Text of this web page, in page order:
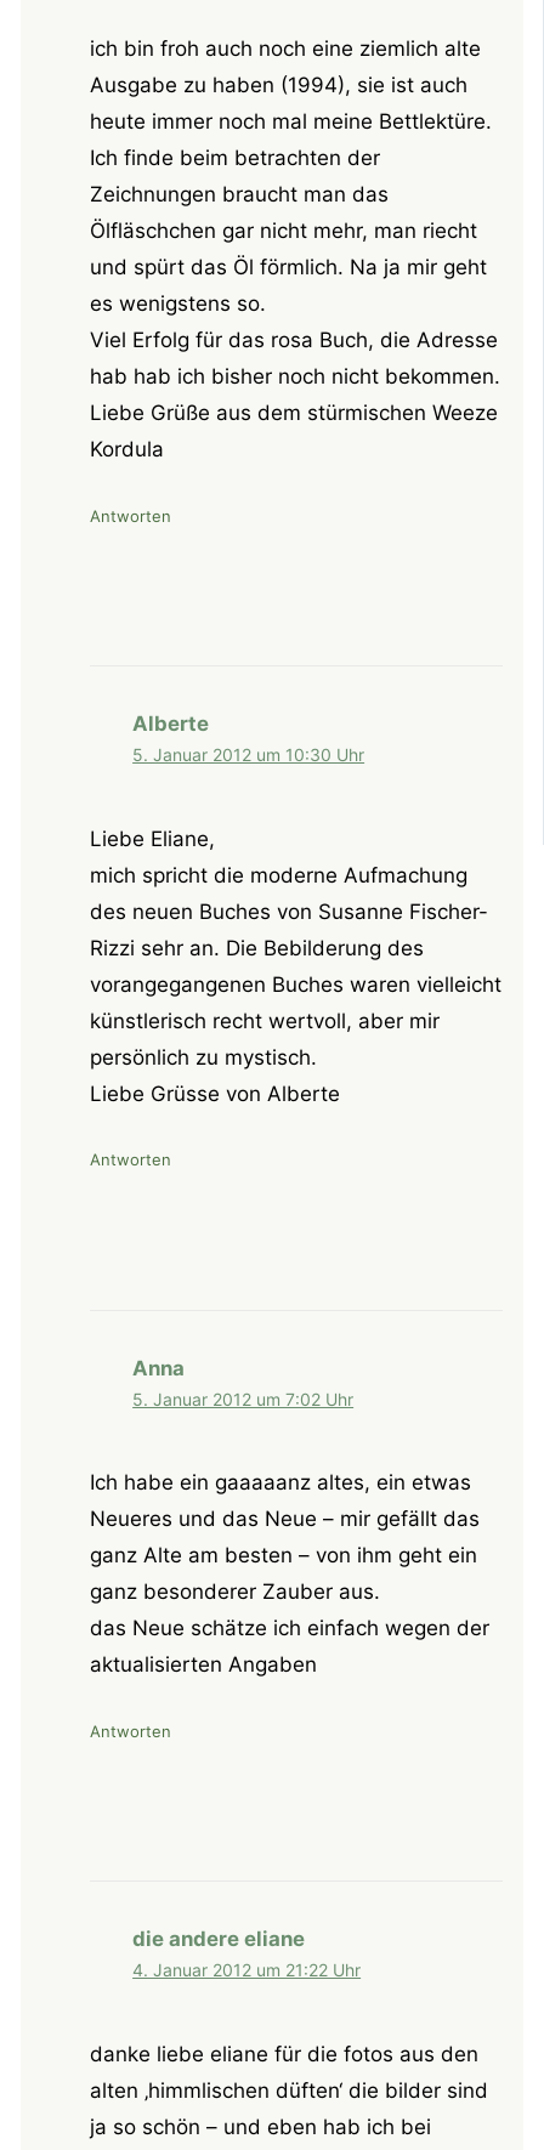
ich bin froh auch noch eine ziemlich alte
Ausgabe zu haben (1994), sie ist auch
heute immer noch mal meine Bettlektüre.
Ich finde beim betrachten der
Zeichnungen braucht man das
Ölfläschchen gar nicht mehr, man riecht
und spürt das Öl förmlich. Na ja mir geht
es wenigstens so.
Viel Erfolg für das rosa Buch, die Adresse
hab hab ich bisher noch nicht bekommen.
Liebe Grüße aus dem stürmischen Weeze
Kordula
Antworten
Alberte
5. Januar 2012 um 10:30 Uhr
Liebe Eliane,
mich spricht die moderne Aufmachung
des neuen Buches von Susanne Fischer-
Rizzi sehr an. Die Bebilderung des
vorangegangenen Buches waren vielleicht
künstlerisch recht wertvoll, aber mir
persönlich zu mystisch.
Liebe Grüsse von Alberte
Antworten
Anna
5. Januar 2012 um 7:02 Uhr
Ich habe ein gaaaaanz altes, ein etwas
Neueres und das Neue – mir gefällt das
ganz Alte am besten – von ihm geht ein
ganz besonderer Zauber aus.
das Neue schätze ich einfach wegen der
aktualisierten Angaben
Antworten
die andere eliane
4. Januar 2012 um 21:22 Uhr
danke liebe eliane für die fotos aus den
alten ‚himmlischen düften‘ die bilder sind
ja so schön – und eben hab ich bei